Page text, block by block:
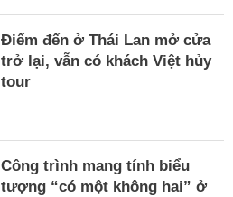
Điểm đến ở Thái Lan mở cửa
trở lại, vẫn có khách Việt hủy
tour
Công trình mang tính biểu
tượng “có một không hai” ở